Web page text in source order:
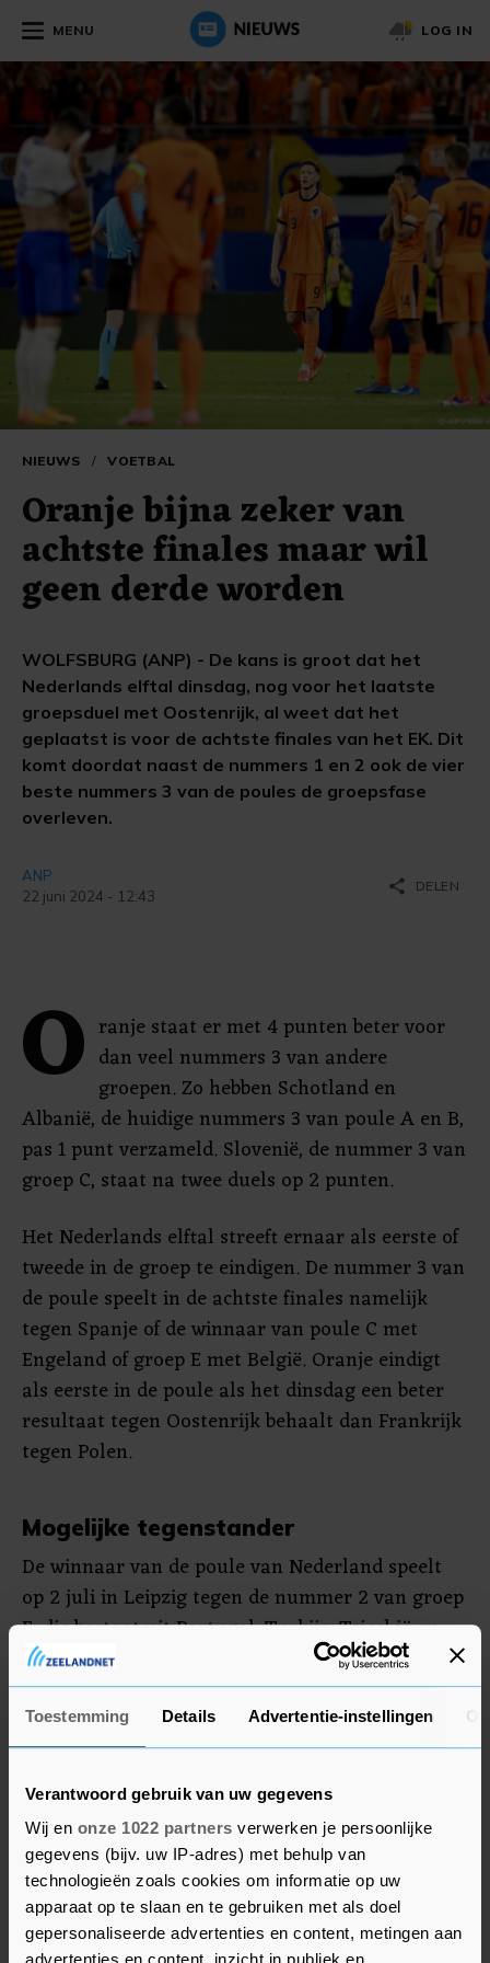
Toestemming Details Advertentie-instellingen
Verantwoord gebruik van uw gegevens
Wij en onze 1022 partners verwerken je persoonlijke
gegevens (bijv. uw IP-adres) met behulp van
technologieën zoals cookies om informatie op uw
apparaat op te slaan en te gebruiken met als doel
gepersonaliseerde advertenties en content, metingen aan
MENU LOG IN
NIEUWS / VOETBAL
Oranje bijna zeker van
achtste finales maar wil
geen derde worden
WOLFSBURG (ANP) - De kans is groot dat het
Nederlands elftal dinsdag, nog voor het laatste
groepsduel met Oostenrijk, al weet dat het
geplaatst is voor de achtste finales van het EK. Dit
komt doordat naast de nummers 1 en 2 ook de vier
beste nummers 3 van de poules de groepsfase
overleven.
ANP
22 juni 2024 - 12:43
share DELEN
O ranje staat er met 4 punten beter voor
dan veel nummers 3 van andere
groepen. Zo hebben Schotland en
Albanië, de huidige nummers 3 van poule A en B,
pas 1 punt verzameld. Slovenië, de nummer 3 van
groep C, staat na twee duels op 2 punten.
Het Nederlands elftal streeft ernaar als eerste of
tweede in de groep te eindigen. De nummer 3 van
de poule speelt in de achtste finales namelijk
tegen Spanje of de winnaar van poule C met
Engeland of groep E met België. Oranje eindigt
als eerste in de poule als het dinsdag een beter
resultaat tegen Oostenrijk behaalt dan Frankrijk
tegen Polen.
Mogelijke tegenstander
De winnaar van de poule van Nederland speelt
op 2 juli in Leipzig tegen de nummer 2 van groep
F, die bestaat uit Portugal, Turkije, Tsjechië en
Georgië. De nummer 2 van de poule van
Nederland speelt op 1 juli in Düsseldorf tegen de
nummer 2 van poule E met België, Roemenië,
Oekraïne en Slowakije.
Oranje eindigt minimaal als tweede in de poule
als het tegen Oostenrijk niet verliest.